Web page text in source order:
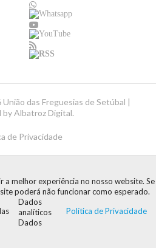
das Freguesias de Setúbal |
byAlbatroz Digital.
de Privacidade
a melhor experiência no nosso website. Se
poderá não funcionar como esperado.
Política de Privacidade
Dados
analíticos
Dados